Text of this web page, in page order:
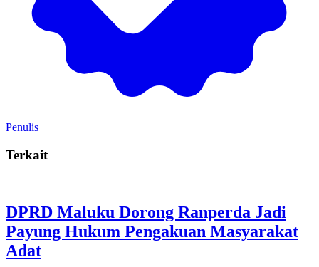
Penulis
Terkait
DPRD Maluku Dorong Ranperda Jadi
Payung Hukum Pengakuan Masyarakat
Adat